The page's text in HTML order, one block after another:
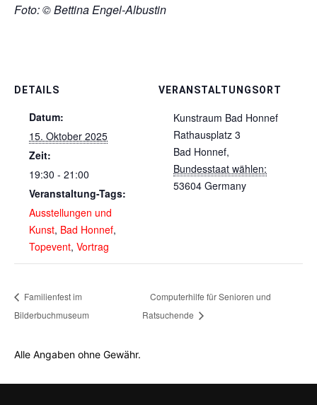
Foto: © Bettina Engel-Albustin
DETAILS
Datum:
15. Oktober 2025
Zeit:
19:30 - 21:00
Veranstaltung-Tags:
Ausstellungen und
Kunst, Bad Honnef,
Topevent, Vortrag
VERANSTALTUNGSORT
Kunstraum Bad Honnef
Rathausplatz 3
Bad Honnef,
Bundesstaat wählen:
53604 Germany
Familienfest im
Bilderbuchmuseum
Computerhilfe für Senioren und
Ratsuchende
Alle Angaben ohne Gewähr.